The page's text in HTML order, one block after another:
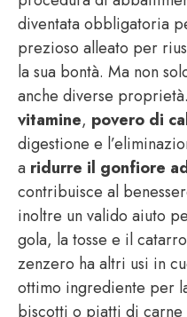
diventata obbligatoria
prezioso alleato per
la sua bontà. Ma non
anche diverse proprietà.
vitamine, povero di
digestione e
a ridurre il gonfiore
contribuisce al
inoltre un valido aiuto
gola, la tosse e il
zenzero ha altri usi in
ottimo ingrediente per
biscotti o piatti di carne